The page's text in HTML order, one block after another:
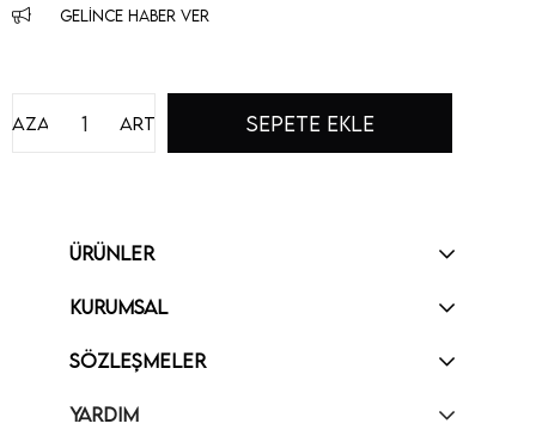
GELINCE HABER VER
Artır
Azalt
ÜRÜNLER
KURUMSAL
SÖZLEŞMELER
YARDIM